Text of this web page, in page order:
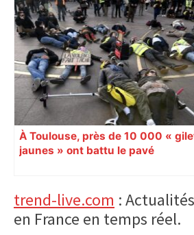
À Toulouse, près de 10 000 «
jaunes » ont battu le pavé
Primary
Sidebar
trend-live.com :
en France en temps réel.